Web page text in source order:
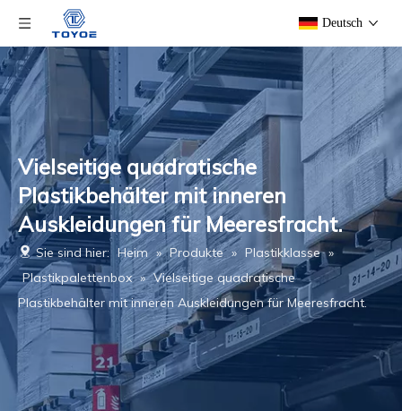
Deutsch
Vielseitige quadratische
Plastikbehälter mit inneren
Auskleidungen für Meeresfracht.
Sie sind hier: Heim » Produkte » Plastikklasse »
Plastikpalettenbox » Vielseitige quadratische
Plastikbehälter mit inneren Auskleidungen für Meeresfracht.